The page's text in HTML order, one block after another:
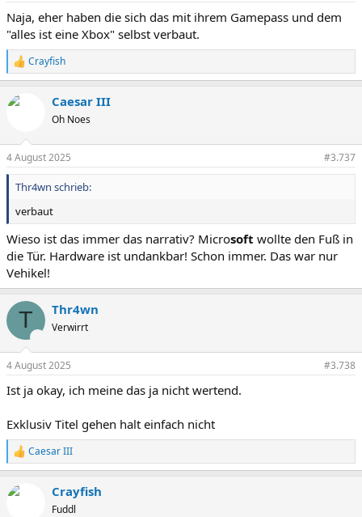
Naja, eher haben die sich das mit ihrem Gamepass und dem
"alles ist eine Xbox" selbst verbaut.
R
e
k
o
n
e
n
Crayfish
Caesar III
Oh Noes
4 August 2025 #3.737
Thr4wn schrieb:
verbaut
Wieso ist das immer das narrativ? Microsoft wollte den Fuß in
die Tür. Hardware ist undankbar! Schon immer. Das war nur
Vehikel!
T Thr4wn
Verwirrt
4 August 2025 #3.738
Ist ja okay, ich meine das ja nicht wertend.
Exklusiv Titel gehen halt einfach nicht
R
e
k
Caesar III
Crayfish
Fuddl